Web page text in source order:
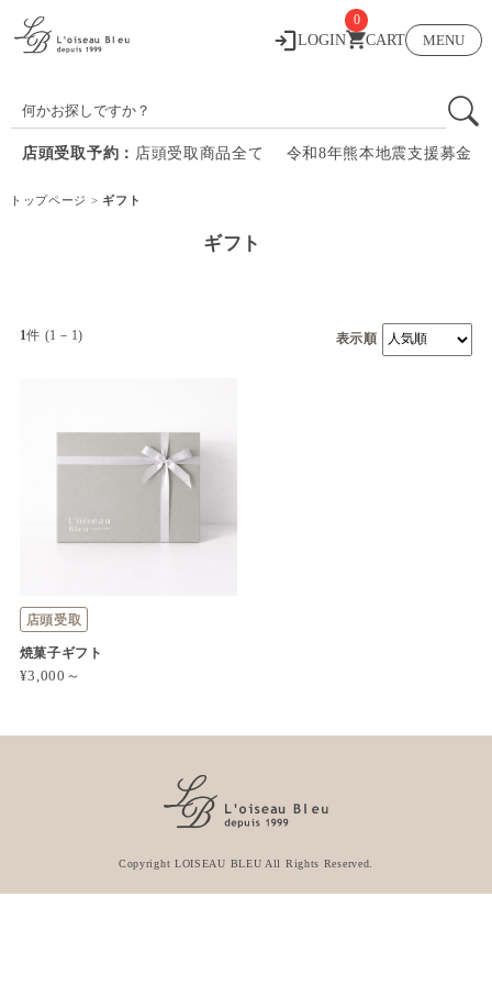
LOGIN CART
0
MENU
店頭受取予約： 店頭受取商品全て 令和8年熊本地震支援募金
トップページ > ギフト
ギフト
1件 (1－1) 表示順
店頭受取
焼菓子ギフト
¥3,000～
Copyright LOISEAU BLEU All Rights Reserved.